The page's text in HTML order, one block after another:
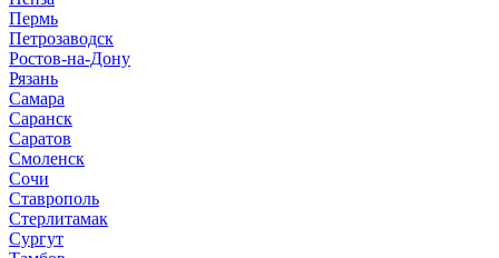
Пермь
Петрозаводск
Ростов-на-Дону
Рязань
Самара
Саранск
Саратов
Смоленск
Сочи
Ставрополь
Стерлитамак
Сургут